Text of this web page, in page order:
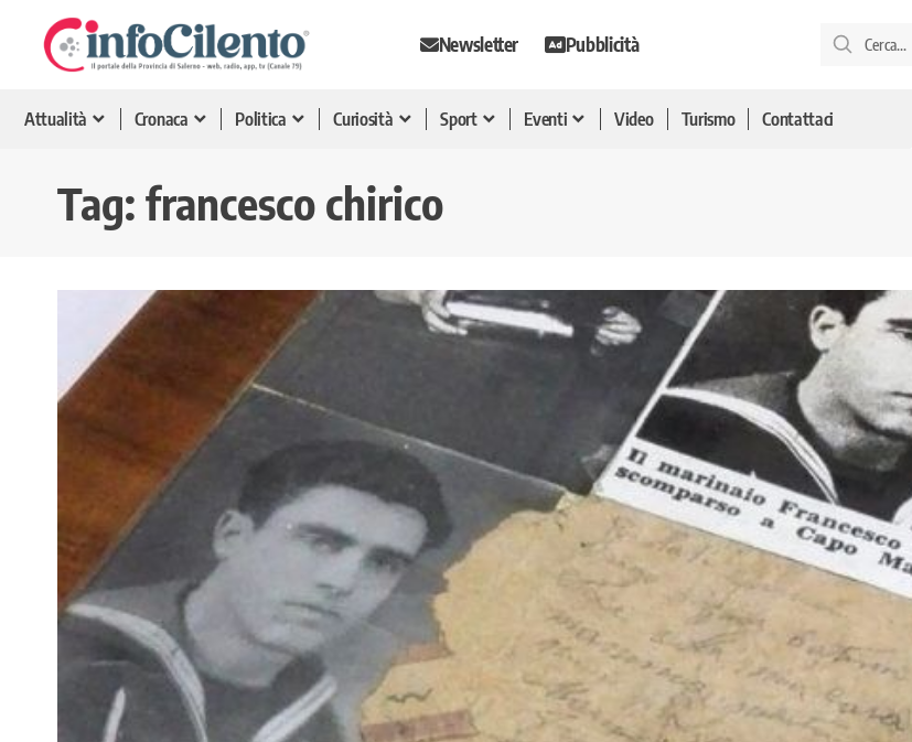
Newsletter Pubblicità
Attualità Cronaca Politica Curiosità Sport Eventi Video Turismo Contattaci
Tag: francesco chirico